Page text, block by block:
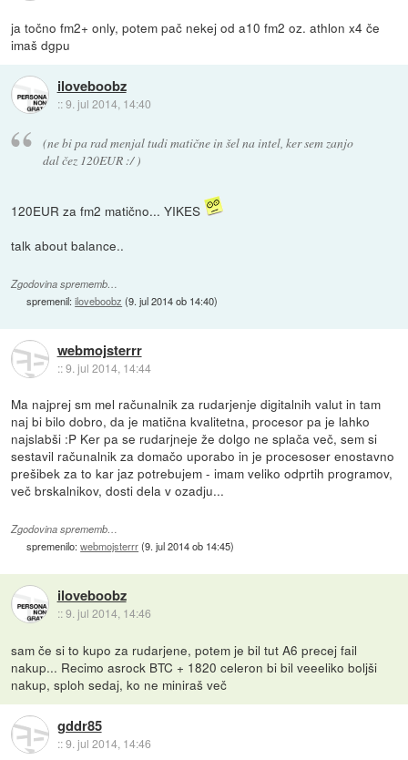
ja točno fm2+ only, potem pač nekej od a10 fm2 oz. athlon x4 če
imaš dgpu
iloveboobz
::9. jul 2014, 14:40
(ne bi pa rad menjal tudi matične in šel na intel, ker sem zanjo
dal čez 120EUR :/ )
120EUR za fm2 matično... YIKES
talk about balance..
Zgodovina sprememb…
spremenil:iloveboobz (9. jul 2014 ob 14:40)
webmojsterrr
::9. jul 2014, 14:44
Ma najprej sm mel računalnik za rudarjenje digitalnih valut in tam
naj bi bilo dobro, da je matična kvalitetna, procesor pa je lahko
najslabši :P Ker pa se rudarjneje že dolgo ne splača več, sem si
sestavil računalnik za domačo uporabo in je procesoser enostavno
prešibek za to kar jaz potrebujem - imam veliko odprtih programov,
več brskalnikov, dosti dela v ozadju...
Zgodovina sprememb…
spremenilo:webmojsterrr(9. jul 2014 ob 14:45)
iloveboobz
::9. jul 2014, 14:46
sam če si to kupo za rudarjene, potem je bil tut A6 precej fail
nakup... Recimo asrock BTC + 1820 celeron bi bil veeeliko boljši
nakup, sploh sedaj, ko ne miniraš več
gddr85
::9. jul 2014, 14:46